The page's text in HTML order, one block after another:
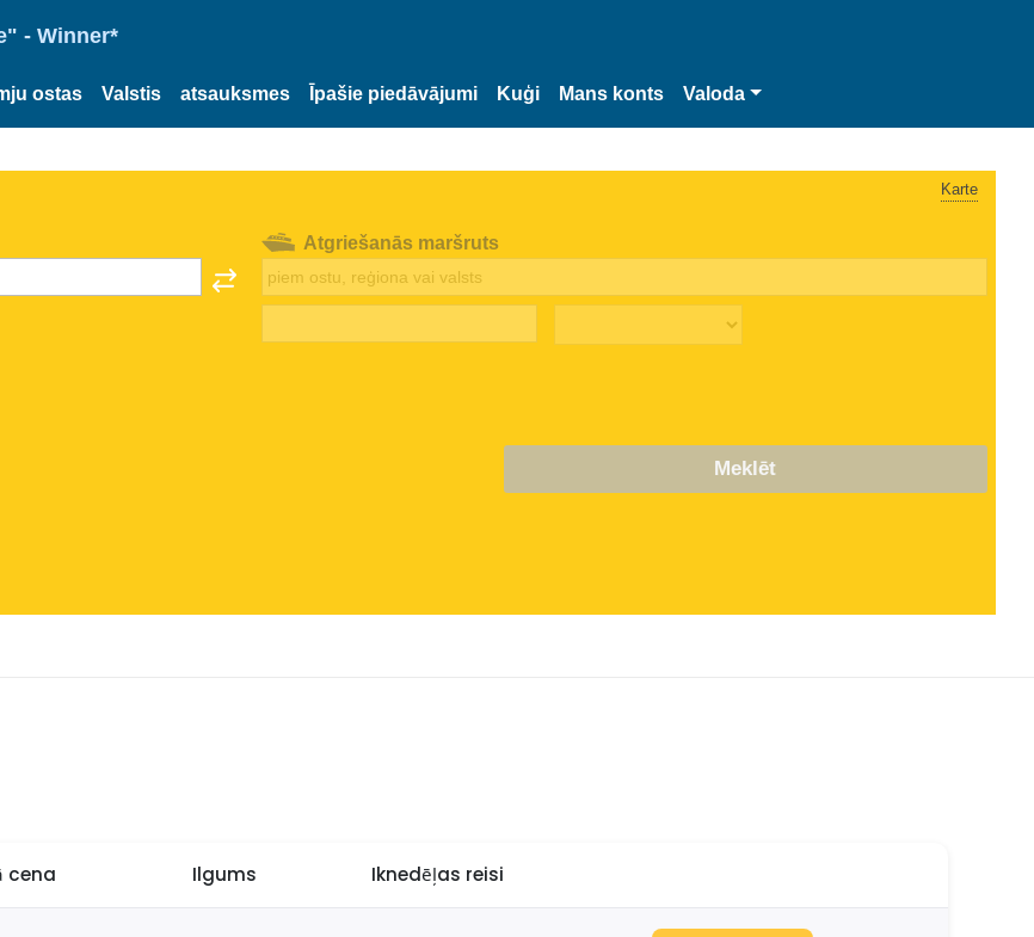
- Winner*
ostas Valstis atsauksmes Īpašie piedāvājumi Kuģi Mans konts Valoda
Karte
Atgriešanās maršruts
Meklēt
cena Ilgums Iknedēļas reisi